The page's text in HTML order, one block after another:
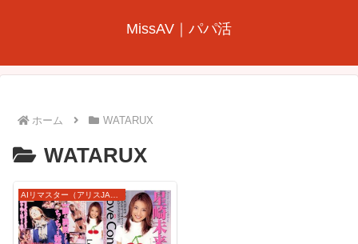
MissAV｜パパ活
ホーム WATARUX
WATARUX
AIリマスター（アリスJAPAN）